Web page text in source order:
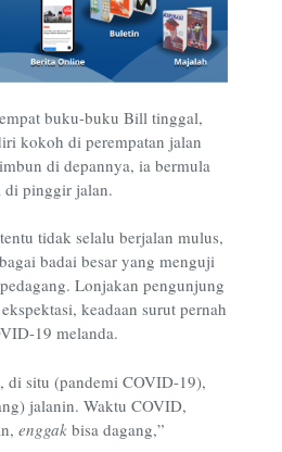
buku-buku Bill tinggal,
kokoh di perempatan jalan
di depannya, ia bermula
di pinggir jalan.
tidak selalu berjalan mulus,
badai besar yang menguji
Lonjakan pengunjung
keadaan surut pernah
19 melanda.
di situ (pandemi COVID-19),
jalanin. Waktu COVID,
enggak bisa dagang,”